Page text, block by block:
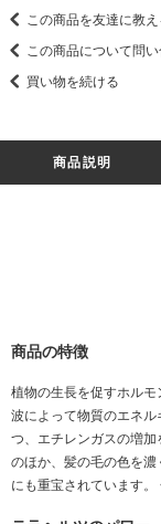
この商品を友達に教え
この商品について問
買い物を続ける
商品説明
商品の特徴
植物の生長を促すホル
波によって物質のエネ
つ、エチレンガスの増
のほか、髪の毛の色を
にも重宝されています。